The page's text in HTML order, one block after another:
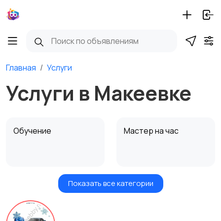
Главная Услуги
Услуги в Макеевке
Обучение Мастер на час
Красота и здоровье
Транспорт,
Показать все категории